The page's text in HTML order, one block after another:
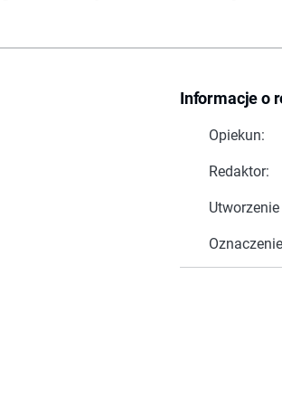
Informacje o
Opiekun:
Redaktor: